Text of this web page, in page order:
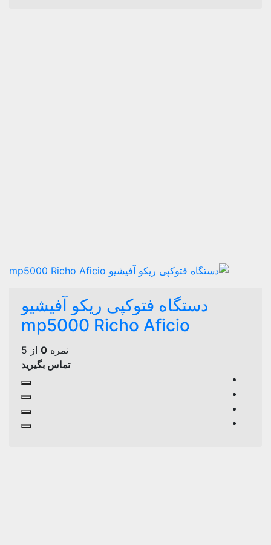
دستگاه فتوکپی ریکو آفیشیو
mp5000 Richo Aficio
نمره 0 از 5
تماس بگیرید